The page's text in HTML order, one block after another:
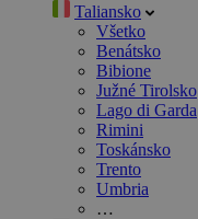
Taliansko
Všetko
Benátsko
Bibione
Južné Tirolsko
Lago di Garda
Rimini
Toskánsko
Trento
Umbria
…